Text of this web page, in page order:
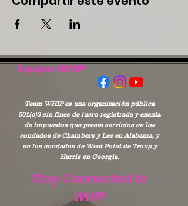
Equipo WHIP
Team WHIP es una organización pública
501(c)3 sin fines de lucro registrada y exenta
de impuestos que presta servicios en los
condados de Chambers y Lee en Alabama, y
en los condados de West Point de Troup y
Harris en Georgia.
Stay Connected to
WHIP